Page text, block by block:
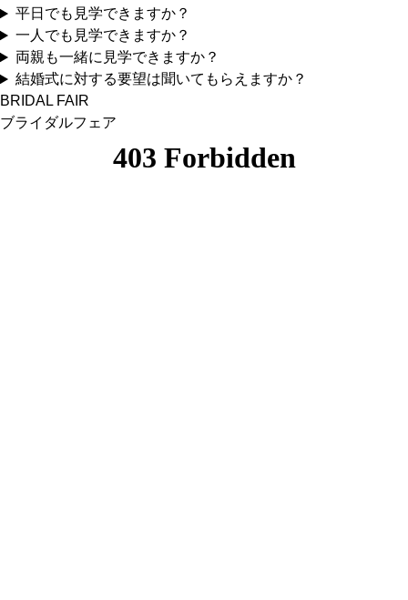
平日でも見学できますか？
一人でも見学できますか？
両親も一緒に見学できますか？
結婚式に対する要望は聞いてもらえますか？
BRIDAL FAIR
ブライダルフェア